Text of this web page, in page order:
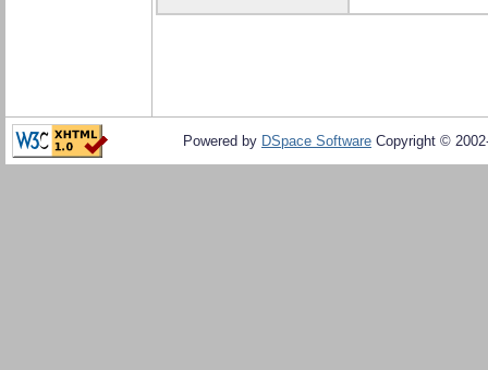
Powered by DSpace Software Copyright ©